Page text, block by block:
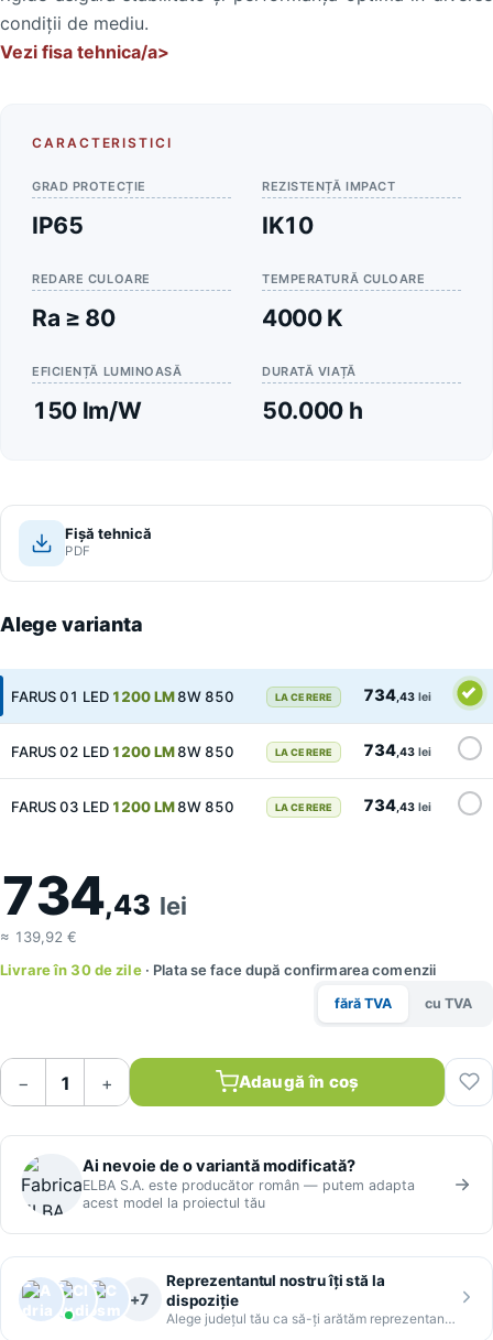
condiții de mediu.
Vezi fisa tehnica/a>
CARACTERISTICI
GRAD PROTECȚIE
IP65
REZISTENȚĂ IMPACT
IK10
REDARE CULOARE
Ra ≥ 80
TEMPERATURĂ CULOARE
4000 K
EFICIENȚĂ LUMINOASĂ
150 lm/W
DURATĂ VIAȚĂ
50.000 h
Fișă tehnică
PDF
Alege varianta
FARUS 01 LED 1200 LM8W 850 LA CERERE 734 ,43 lei
FARUS 02 LED 1200 LM8W 850 LA CERERE 734 ,43 lei
FARUS 03 LED 1200 LM8W 850 LA CERERE 734 ,43 lei
734,43 lei
≈ 139,92 €
Livrare în 30 de zile· Plata se face după confirmarea comenzii
fără TVA cu TVA
− + Adaugă în coș
Ai nevoie de o variantă modificată?
ELBA S.A. este producător român — putem adapta
acest model la proiectul tău
+7
Reprezentantul nostru îți stă la
dispoziție
Alege județul tău ca să-ți arătăm reprezentantul